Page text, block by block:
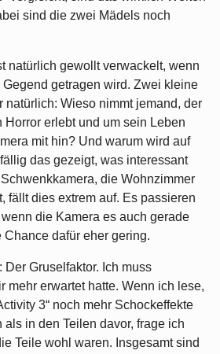
sind die zwei Mädels noch
natürlich gewollt verwackelt, wenn
getragen wird. Zwei kleine
natürlich: Wieso nimmt jemand, der
erlebt und um sein Leben
mit hin? Und warum wird auf
das gezeigt, was interessant
die Wohnzimmer
fällt dies extrem auf. Es passieren
die Kamera es auch gerade
dafür eher gering.
Der Gruselfaktor. Ich muss
mehr erwartet hatte. Wenn ich lese,
3“ noch mehr Schockeffekte
als in den Teilen davor, frage ich
Teile wohl waren. Insgesamt sind